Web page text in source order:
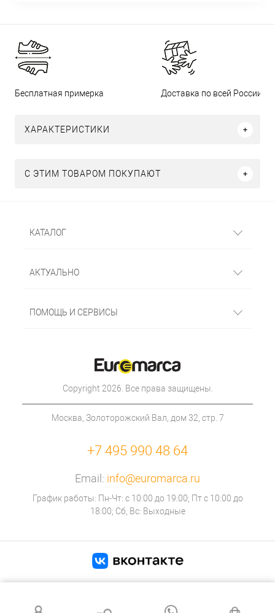
Бесплатная примерка Доставка по всей России
ХАРАКТЕРИСТИКИ
С ЭТИМ ТОВАРОМ ПОКУПАЮТ
КАТАЛОГ
АКТУАЛЬНО
ПОМОЩЬ И СЕРВИСЫ
Copyright 2026. Все права защищены.
Москва, Золоторожский Вал, дом 32, стр. 7
+7 495 990 48 64
Email: info@euromarca.ru
График работы: Пн-Чт: с 10:00 до 19:00; Пт с 10:00 до
18:00; Сб, Вс: Выходные